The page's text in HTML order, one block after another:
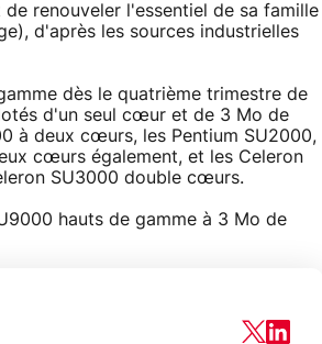
renouveler l'essentiel de sa famille
d'après les sources industrielles
dès le quatrième trimestre de
d'un seul cœur et de 3 Mo de
à deux cœurs, les Pentium SU2000,
cœurs également, et les Celeron
SU3000 double cœurs.
hauts de gamme à 3 Mo de